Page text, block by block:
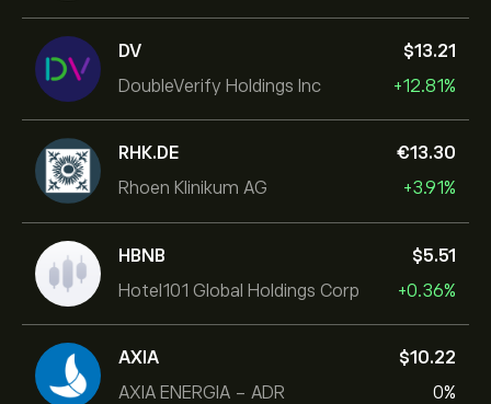
DV
DoubleVerify Holdings Inc
‎$‎13.21
+12.81%
RHK.DE
Rhoen Klinikum AG
‎€‎13.30
+3.91%
HBNB
Hotel101 Global Holdings Corp
‎$‎5.51
+0.36%
AXIA
AXIA ENERGIA - ADR
‎$‎10.22
0%